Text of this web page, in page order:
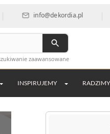
info@dekordia.pl |
zaawansowane
INSPIRUJEMY RADZIMY